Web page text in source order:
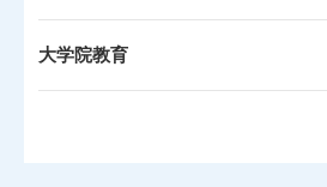
大学院教育